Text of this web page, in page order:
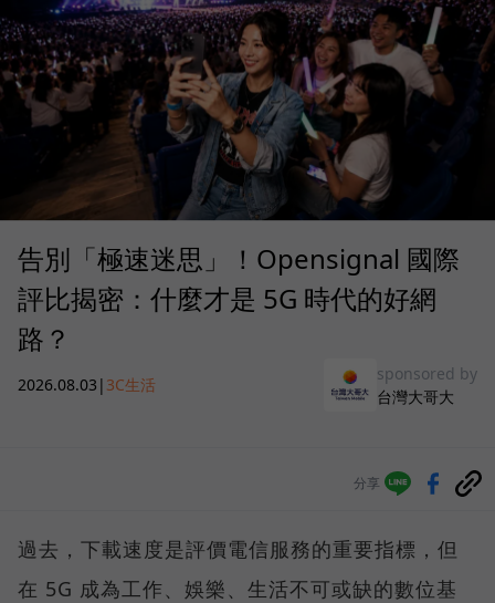
告別「極速迷思」！Opensignal 國際
評比揭密：什麼才是 5G 時代的好網
路？
2026.08.03 | 3C生活
sponsored by
台灣大哥大
分享
過去，下載速度是評價電信服務的重要指標，但
在 5G 成為工作、娛樂、生活不可或缺的數位基